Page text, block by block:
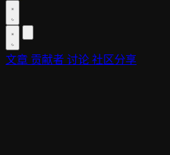
文章 贡献者 讨论 社区分享